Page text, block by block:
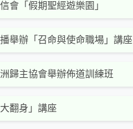
會「假期聖經遊樂園」
舉辦「召命與使命職場」講座
歸主協會舉辦佈道訓練班
大翻身」講座